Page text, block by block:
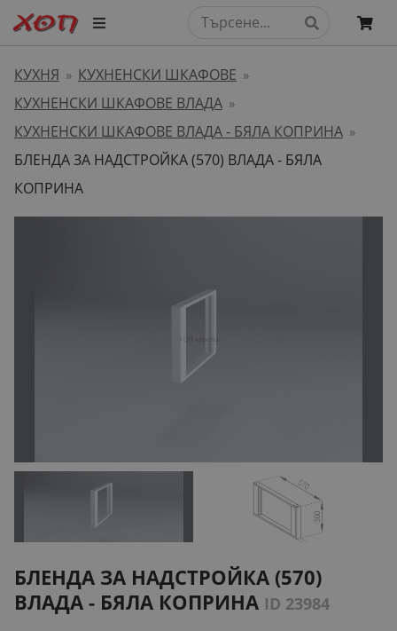
КУХНЯ » КУХНЕНСКИ ШКАФОВЕ »
КУХНЕНСКИ ШКАФОВЕ ВЛАДА »
КУХНЕНСКИ ШКАФОВЕ ВЛАДА - БЯЛА КОПРИНА »
БЛЕНДА ЗА НАДСТРОЙКА (570) ВЛАДА - БЯЛА
КОПРИНА
БЛЕНДА ЗА НАДСТРОЙКА (570)
ВЛАДА - БЯЛА КОПРИНА ID 23984